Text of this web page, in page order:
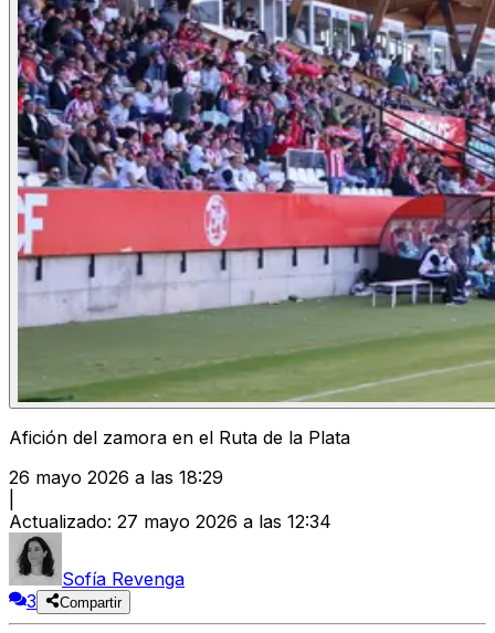
Afición del zamora en el Ruta de la Plata
26 mayo 2026 a las 18:29
Actualizado: 27 mayo 2026 a las 12:34
Sofía Revenga
3
Compartir